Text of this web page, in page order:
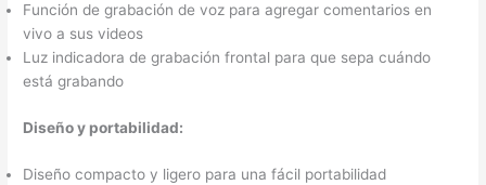
Función de grabación de voz para agregar comentarios en
vivo a sus videos
Luz indicadora de grabación frontal para que sepa cuándo
está grabando
Diseño y portabilidad:
Diseño compacto y ligero para una fácil portabilidad